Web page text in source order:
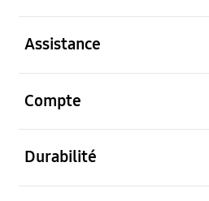
Assistance
Compte
Durabilité